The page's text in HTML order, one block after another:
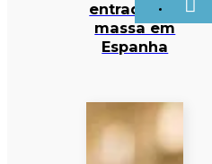
entrada em
massa em
Espanha